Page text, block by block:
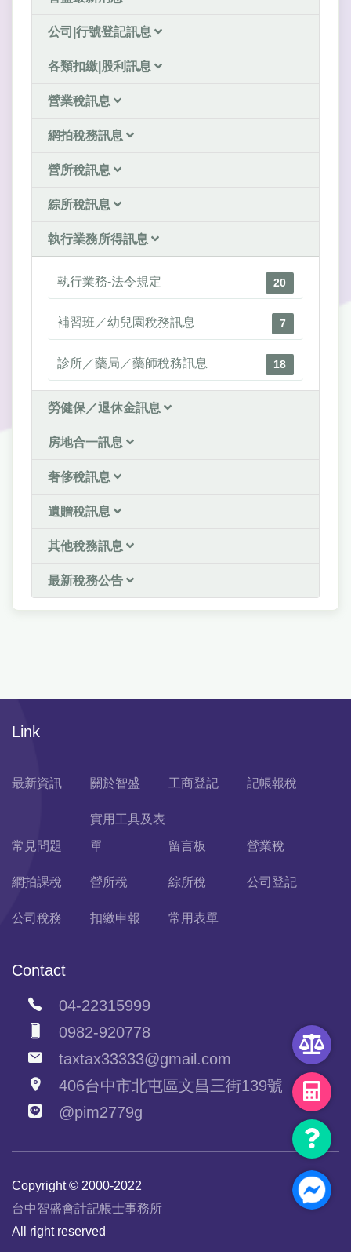
公司|行號登記訊息
各類扣繳|股利訊息
營業稅訊息
網拍稅務訊息
營所稅訊息
綜所稅訊息
執行業務所得訊息
執行業務-法令規定 20
補習班／幼兒園稅務訊息 7
診所／藥局／藥師稅務訊息 18
勞健保／退休金訊息
房地合一訊息
奢侈稅訊息
遺贈稅訊息
其他稅務訊息
最新稅務公告
Link
最新資訊 關於智盛 工商登記 記帳報稅
常見問題
實用工具及表
單
留言板 營業稅
網拍課稅 營所稅 綜所稅 公司登記
公司稅務 扣繳申報 常用表單
Contact
04-22315999
0982-920778
taxtax33333@gmail.com
406台中市北屯區文昌三街139號
@pim2779g
Copyright © 2000-2022
台中智盛會計記帳士事務所
All right reserved